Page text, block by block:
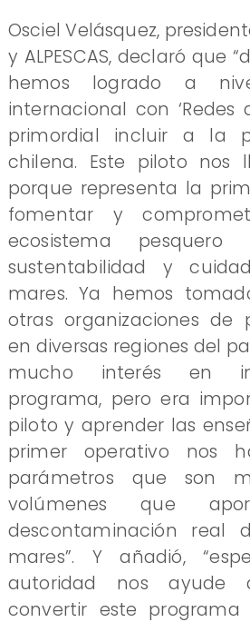
Osciel Velásquez,
y ALPESCAS, declaró que
hemos logrado a
internacional con ‘Redes
primordial incluir a la
chilena. Este piloto nos
porque representa la
fomentar y
ecosistema
sustentabilidad y
mares. Ya hemos
otras organizaciones de
en diversas regiones del
mucho interés en
programa, pero era
piloto y aprender las
primer operativo nos
parámetros que son
volúmenes que
descontaminación real
mares”. Y añadió,
autoridad nos ayude
convertir este